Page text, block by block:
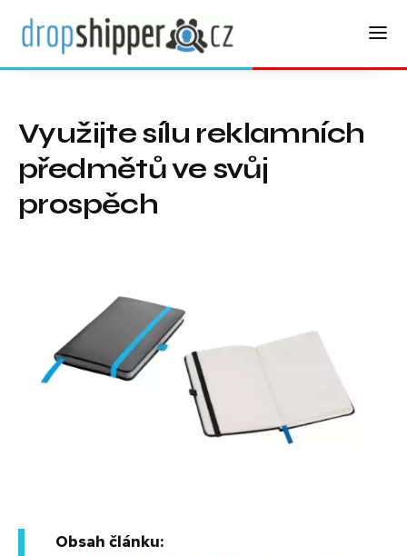
Využijte sílu reklamních
předmětů ve svůj
prospěch
Obsah článku: